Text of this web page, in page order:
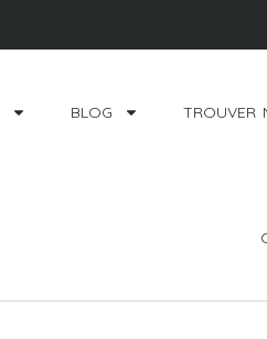
BLOG TROUVER